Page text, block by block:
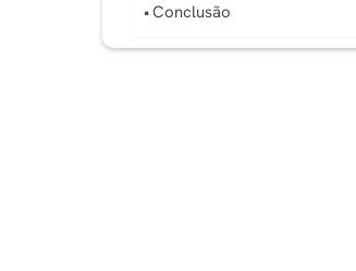
Conclusão